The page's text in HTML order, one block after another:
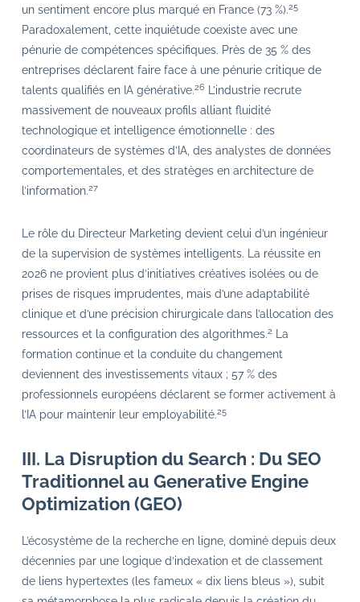
un sentiment encore plus marqué en France (73 %).25
Paradoxalement, cette inquiétude coexiste avec une
pénurie de compétences spécifiques. Près de 35 % des
entreprises déclarent faire face à une pénurie critique de
talents qualifiés en IA générative.26L’industrie recrute
massivement de nouveaux profils alliant fluidité
technologique et intelligence émotionnelle : des
coordinateurs de systèmes d’IA, des analystes de données
comportementales, et des stratèges en architecture de
l’information.27
Le rôle du Directeur Marketing devient celui d’un ingénieur
de la supervision de systèmes intelligents. La réussite en
2026 ne provient plus d’initiatives créatives isolées ou de
prises de risques imprudentes, mais d’une adaptabilité
clinique et d’une précision chirurgicale dans l’allocation des
ressources et la configuration des algorithmes.2La
formation continue et la conduite du changement
deviennent des investissements vitaux ; 57 % des
professionnels européens déclarent se former activement à
l’IA pour maintenir leur employabilité.25
III. La Disruption du Search : Du SEO
Traditionnel au Generative Engine
Optimization (GEO)
L’écosystème de la recherche en ligne, dominé depuis deux
décennies par une logique d’indexation et de classement
de liens hypertextes (les fameux « dix liens bleus »), subit